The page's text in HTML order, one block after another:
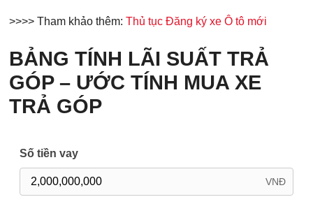
>>>> Tham khảo thêm: Thủ tục Đăng ký xe Ô tô mới
BẢNG TÍNH LÃI SUẤT TRẢ
GÓP – ƯỚC TÍNH MUA XE
TRẢ GÓP
Số tiền vay
VNĐ